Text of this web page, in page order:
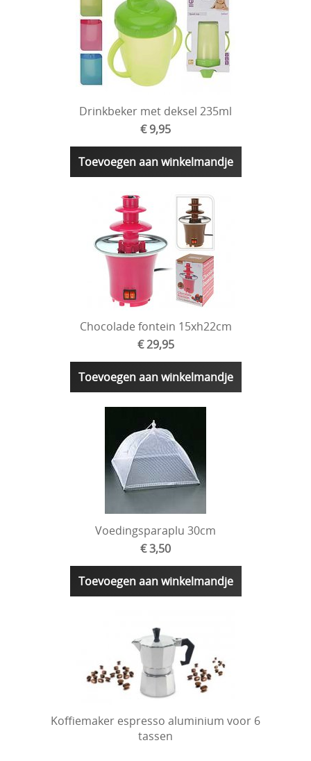
Drinkbeker met deksel 235ml
€ 9,95
Toevoegen aan winkelmandje
Chocolade fontein 15xh22cm
€ 29,95
Toevoegen aan winkelmandje
Voedingsparaplu 30cm
€ 3,50
Toevoegen aan winkelmandje
Koffiemaker espresso aluminium voor 6
tassen